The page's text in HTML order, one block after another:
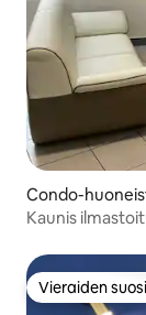
Condo-
Kaunis
Vieraiden
Vieraiden